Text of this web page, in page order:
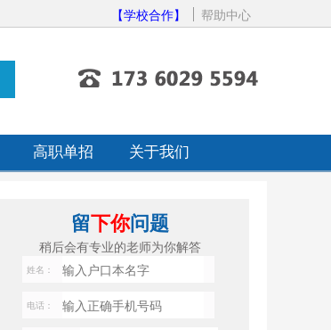
【学校合作】 帮助中心
高职单招 关于我们
留下你问题
稍后会有专业的老师为你解答
姓名：
电话：